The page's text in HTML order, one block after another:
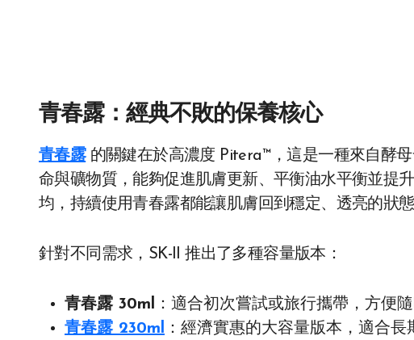
青春露：經典不敗的保養核心
青春露的關鍵在於高濃度 Pitera™，這是一種來自酵
命與礦物質，能夠促進肌膚更新、平衡油水平衡並提
均，持續使用青春露都能讓肌膚回到穩定、透亮的狀態
針對不同需求，SK-II 推出了多種容量版本：
青春露 30ml ：適合初次嘗試或旅行攜帶，方便
青春露 230ml ：經濟實惠的大容量版本，適合